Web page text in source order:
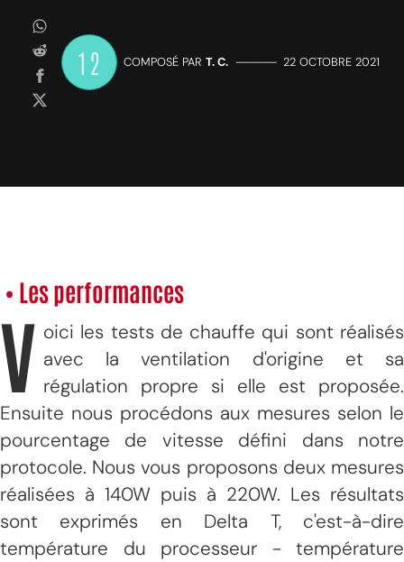
12 COMPOSÉ PAR T. C. ————— 22 OCTOBRE 2021
• Les performances
V oici les tests de chauffe qui sont réalisés
avec la ventilation d'origine et sa
régulation propre si elle est proposée.
Ensuite nous procédons aux mesures selon le
pourcentage de vitesse défini dans notre
protocole. Nous vous proposons deux mesures
réalisées à 140W puis à 220W. Les résultats
sont exprimés en Delta T, c'est-à-dire
température du processeur - température